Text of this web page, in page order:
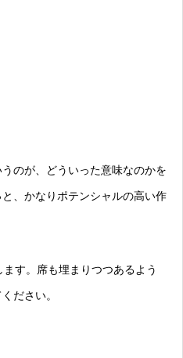
のが、どういった意味なのかを
、かなりポテンシャルの高い作
す。席も埋まりつつあるよう
ださい。